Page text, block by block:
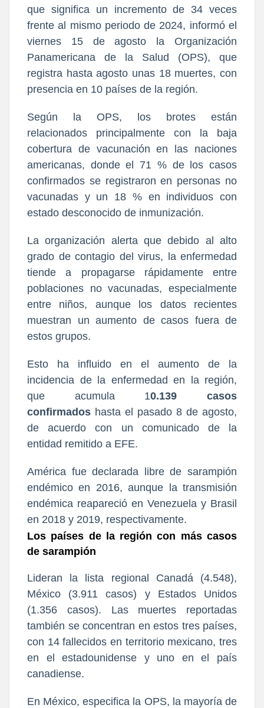
que significa un incremento de 34 veces
frente al mismo periodo de 2024, informó el
viernes 15 de agosto la Organización
Panamericana de la Salud (OPS), que
registra hasta agosto unas 18 muertes, con
presencia en 10 países de la región.
Según la OPS, los brotes están
relacionados principalmente con la baja
cobertura de vacunación en las naciones
americanas, donde el 71 % de los casos
confirmados se registraron en personas no
vacunadas y un 18 % en individuos con
estado desconocido de inmunización.
La organización alerta que debido al alto
grado de contagio del virus, la enfermedad
tiende a propagarse rápidamente entre
poblaciones no vacunadas, especialmente
entre niños, aunque los datos recientes
muestran un aumento de casos fuera de
estos grupos.
Esto ha influido en el aumento de la
incidencia de la enfermedad en la región,
que acumula 10.139 casos
confirmados hasta el pasado 8 de agosto,
de acuerdo con un comunicado de la
entidad remitido a EFE.
América fue declarada libre de sarampión
endémico en 2016, aunque la transmisión
endémica reapareció en Venezuela y Brasil
en 2018 y 2019, respectivamente.
Los países de la región con más casos
de sarampión
Lideran la lista regional Canadá (4.548),
México (3.911 casos) y Estados Unidos
(1.356 casos). Las muertes reportadas
también se concentran en estos tres países,
con 14 fallecidos en territorio mexicano, tres
en el estadounidense y uno en el país
canadiense.
En México, especifica la OPS, la mayoría de